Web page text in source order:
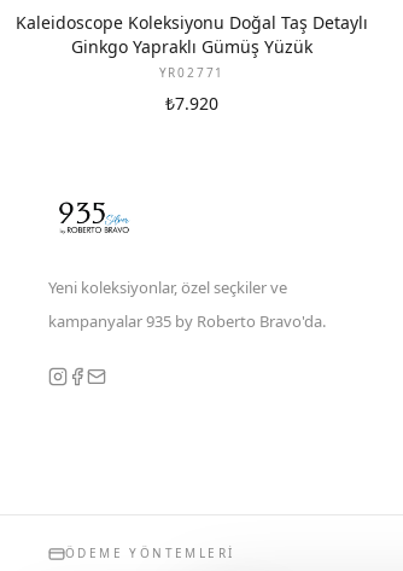
Kaleidoscope Koleksiyonu Doğal Taş Detaylı
Ginkgo Yapraklı Gümüş Yüzük
YR02771
₺7.920
Yeni koleksiyonlar, özel seçkiler ve
kampanyalar 935 by Roberto Bravo'da.
ÖDEME YÖNTEMLERI